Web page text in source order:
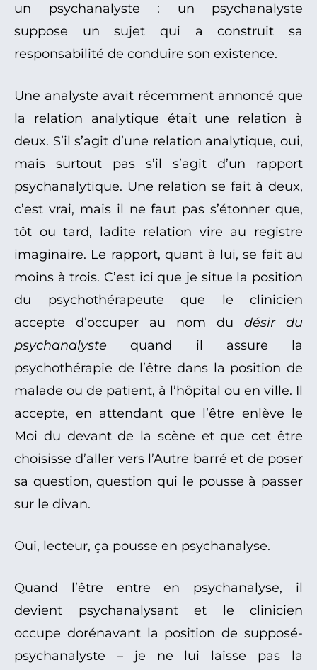
un psychanalyste : un psychanalyste
suppose un sujet qui a construit sa
responsabilité de conduire son existence.
Une analyste avait récemment annoncé que
la relation analytique était une relation à
deux. S’il s’agit d’une relation analytique, oui,
mais surtout pas s’il s’agit d’un rapport
psychanalytique. Une relation se fait à deux,
c’est vrai, mais il ne faut pas s’étonner que,
tôt ou tard, ladite relation vire au registre
imaginaire. Le rapport, quant à lui, se fait au
moins à trois. C’est ici que je situe la position
du psychothérapeute que le clinicien
accepte d’occuper au nom du désir du
psychanalyste quand il assure la
psychothérapie de l’être dans la position de
malade ou de patient, à l’hôpital ou en ville. Il
accepte, en attendant que l’être enlève le
Moi du devant de la scène et que cet être
choisisse d’aller vers l’Autre barré et de poser
sa question, question qui le pousse à passer
sur le divan.
Oui, lecteur, ça pousse en psychanalyse.
Quand l’être entre en psychanalyse, il
devient psychanalysant et le clinicien
occupe dorénavant la position de supposé-
psychanalyste – je ne lui laisse pas la